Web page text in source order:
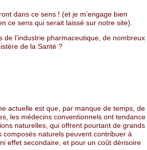
dans ce sens ! (et je m’engage bien
ce sens qui serait laissé sur notre site).
l’industrie pharmaceutique, de nombreux
de la Santé ?
actuelle est que, par manque de temps, de
les médecins conventionnels ont tendance
naturelles, qui offrent pourtant de grands
composés naturels peuvent contribuer à
effet secondaire, et pour un coût dérisoire